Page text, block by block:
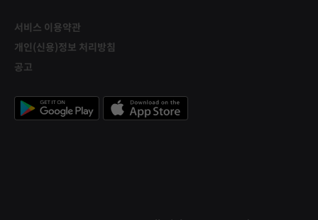
서비스 이용약관
개인(신용)정보 처리방침
공고